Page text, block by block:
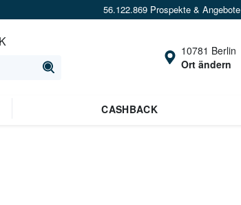
56.122.869 Prospekte & Angebote
10781 Berlin
Ort ändern
CASHBACK